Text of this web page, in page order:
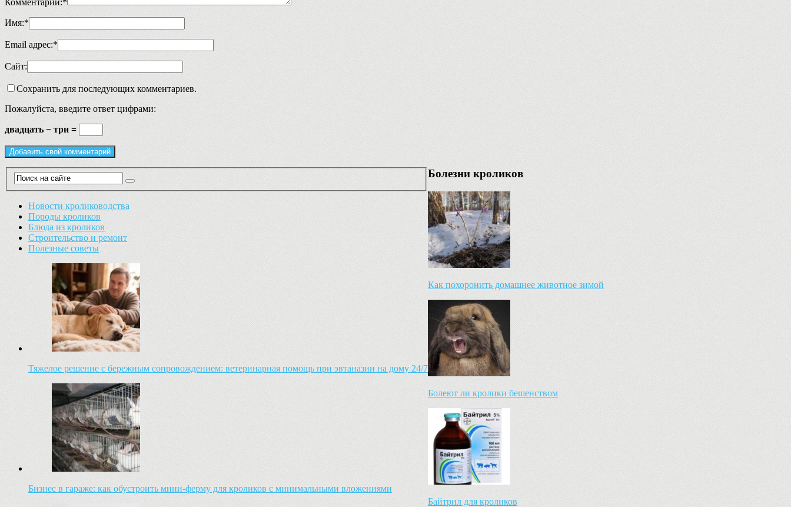
Комментарий:*
Имя:*
Email адрес:*
Сайт:
Сохранить для последующих комментариев.
Пожалуйста, введите ответ цифрами:
двадцать − три =
Новости кролиководства
Породы кроликов
Блюда из кроликов
Строительство и ремонт
Полезные советы
Тяжелое решение с бережным сопровождением: ветеринарная помощь при эвтаназии на дому 24/7
Бизнес в гараже: как обустроить мини-ферму для кроликов с минимальными вложениями
Болезни кроликов
Как похоронить домашнее животное зимой
Болеют ли кролики бешенством
Байтрил для кроликов